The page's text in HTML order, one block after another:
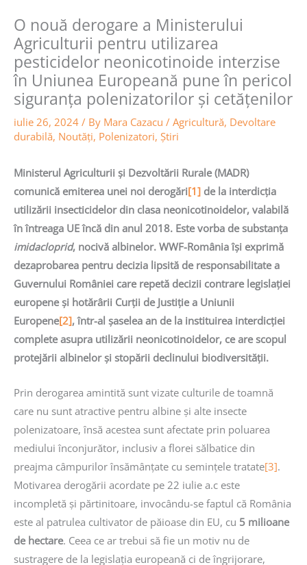
O nouă derogare a Ministerului
Agriculturii pentru utilizarea
pesticidelor neonicotinoide interzise
în Uniunea Europeană pune în pericol
siguranța polenizatorilor și cetățenilor
iulie 26, 2024 / By Mara Cazacu / Agricultură, Devoltare
durabilă, Noutăţi, Polenizatori, Știri
Ministerul Agriculturii și Dezvoltării Rurale (MADR)
comunică emiterea unei noi derogări[1] de la interdicția
utilizării insecticidelor din clasa neonicotinoidelor, valabilă
în întreaga UE încă din anul 2018. Este vorba de substanța
imidacloprid, nocivă albinelor. WWF-România își exprimă
dezaprobarea pentru decizia lipsită de responsabilitate a
Guvernului României care repetă decizii contrare legislației
europene și hotărârii Curții de Justiție a Uniunii
Europene[2], într-al șaselea an de la instituirea interdicției
complete asupra utilizării neonicotinoidelor, ce are scopul
protejării albinelor și stopării declinului biodiversității.
Prin derogarea amintită sunt vizate culturile de toamnă
care nu sunt atractive pentru albine și alte insecte
polenizatoare, însă acestea sunt afectate prin poluarea
mediului înconjurător, inclusiv a florei sălbatice din
preajma câmpurilor însămânțate cu semințele tratate[3].
Motivarea derogării acordate pe 22 iulie a.c este
incompletă și părtinitoare, invocându-se faptul că România
este al patrulea cultivator de păioase din EU, cu 5 milioane
de hectare. Ceea ce ar trebui să fie un motiv nu de
sustragere de la legislația europeană ci de îngrijorare,